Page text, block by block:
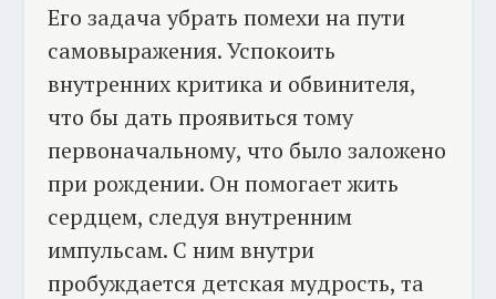
Его задача убрать помехи на пути
самовыражения. Успокоить
внутренних критика и обвинителя,
что бы дать проявиться тому
первоначальному, что было заложено
при рождении. Он помогает жить
сердцем, следуя внутренним
импульсам. С ним внутри
пробуждается детская мудрость, та